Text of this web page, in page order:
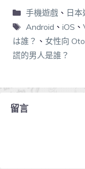
手機遊戲、 日本
Android 、 iOS 、
は誰？ 、 女性向
謊的男人是誰？
留言